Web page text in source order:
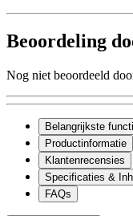
Beoordeling
Nog niet beoordeeld
Belangrijkste
Productinformatie
Klantenrecensies
Specificaties &
FAQs